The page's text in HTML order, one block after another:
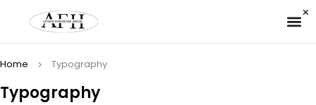
Typography
Home Typography